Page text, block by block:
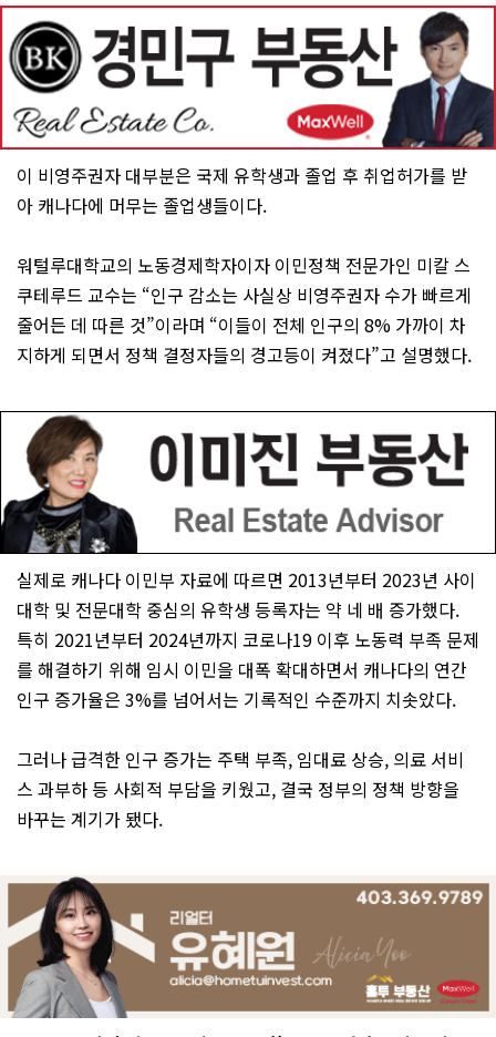
이 비영주권자 대부분은 국제 유학생과 졸업 후 취업허가를 받
아 캐나다에 머무는 졸업생들이다.
워털루대학교의 노동경제학자이자 이민정책 전문가인 미칼 스
쿠테루드 교수는 “인구 감소는 사실상 비영주권자 수가 빠르게
줄어든 데 따른 것”이라며 “이들이 전체 인구의 8% 가까이 차
지하게 되면서 정책 결정자들의 경고등이 켜졌다”고 설명했다.
실제로 캐나다 이민부 자료에 따르면 2013년부터 2023년 사이
대학 및 전문대학 중심의 유학생 등록자는 약 네 배 증가했다.
특히 2021년부터 2024년까지 코로나19 이후 노동력 부족 문제
를 해결하기 위해 임시 이민을 대폭 확대하면서 캐나다의 연간
인구 증가율은 3%를 넘어서는 기록적인 수준까지 치솟았다.
그러나 급격한 인구 증가는 주택 부족, 임대료 상승, 의료 서비
스 과부하 등 사회적 부담을 키웠고, 결국 정부의 정책 방향을
바꾸는 계기가 됐다.